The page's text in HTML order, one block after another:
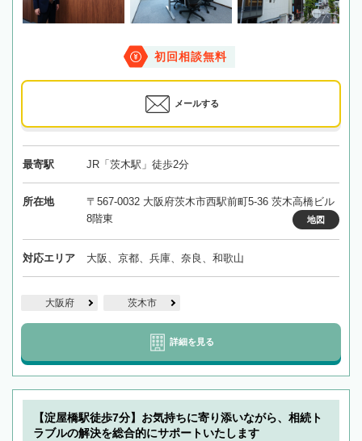
初回相談無料
メールする
最寄駅 JR「茨木駅」徒歩2分
所在地
〒567-0032 大阪府茨木市西駅前町5-36 茨木高橋ビル
8階東
地図
対応エリア 大阪、京都、兵庫、奈良、和歌山
大阪府 茨木市
詳細を見る
【淀屋橋駅徒歩7分】お気持ちに寄り添いながら、相続ト
ラブルの解決を総合的にサポートいたします